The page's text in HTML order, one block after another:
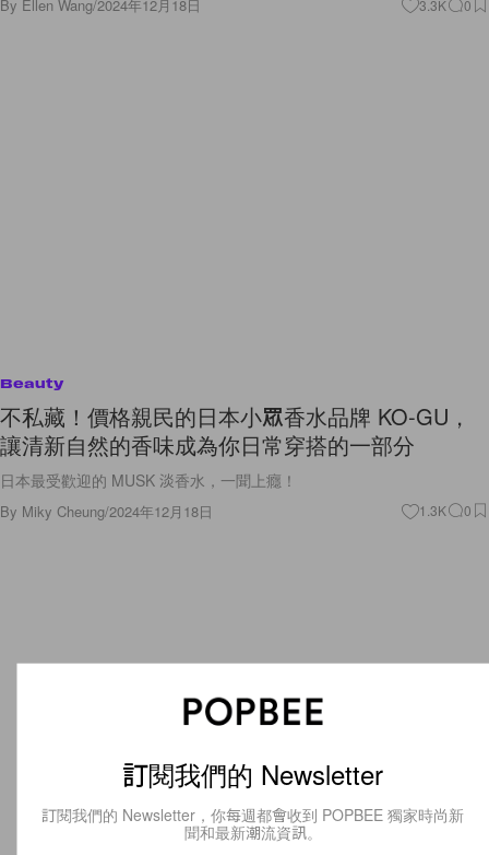
By Ellen Wang/2024年12月18日 3.3K 0
Beauty
不私藏！價格親民的日本小眾香水品牌 KO-GU，
讓清新自然的香味成為你日常穿搭的一部分
日本最受歡迎的 MUSK 淡香水，一聞上癮！
By Miky Cheung/2024年12月18日 1.3K 0
訂閱我們的 Newsletter
訂閱我們的 Newsletter，你每週都會收到 POPBEE 獨家時尚新
聞和最新潮流資訊。